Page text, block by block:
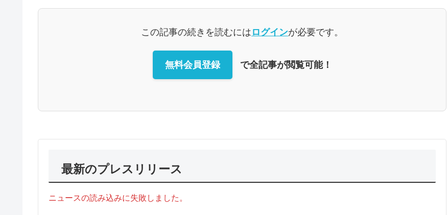
この記事の続きを読むには ログインが必要です。
無料会員登録 で全記事が閲覧可能！
最新のプレスリリース
ニュースの読み込みに失敗しました。